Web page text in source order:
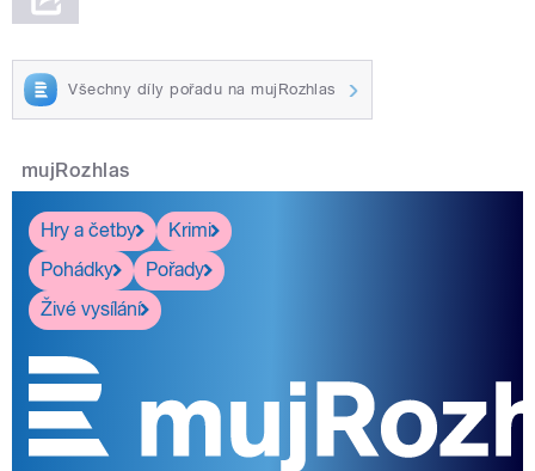
Všechny díly pořadu na mujRozhlas
mujRozhlas
Hry a četby
Krimi
Pohádky
Pořady
Živé vysílání